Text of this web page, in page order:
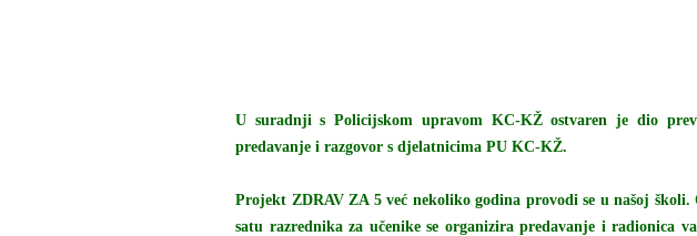
U suradnji s Policijskom upravom KC-KŽ ostvaren je dio
predavanje i razgovor s djelatnicima PU KC-KŽ.
Projekt ZDRAV ZA 5 već nekoliko godina provodi se u našoj
satu razrednika za učenike se organizira predavanje i radionica